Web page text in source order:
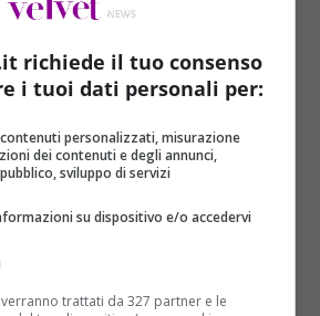
come scegliere la carta da
stile dell’arredo alla ricerca di
richiede il tuo consenso
i tuoi dati personali per:
personalizzati, misurazione
dei contenuti e degli annunci,
sviluppo di servizi
su dispositivo e/o accedervi
trattati da 327 partner e le